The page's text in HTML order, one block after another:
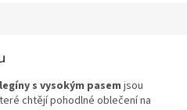
s vysokým pasem jsou
chtějí pohodlné oblečení na